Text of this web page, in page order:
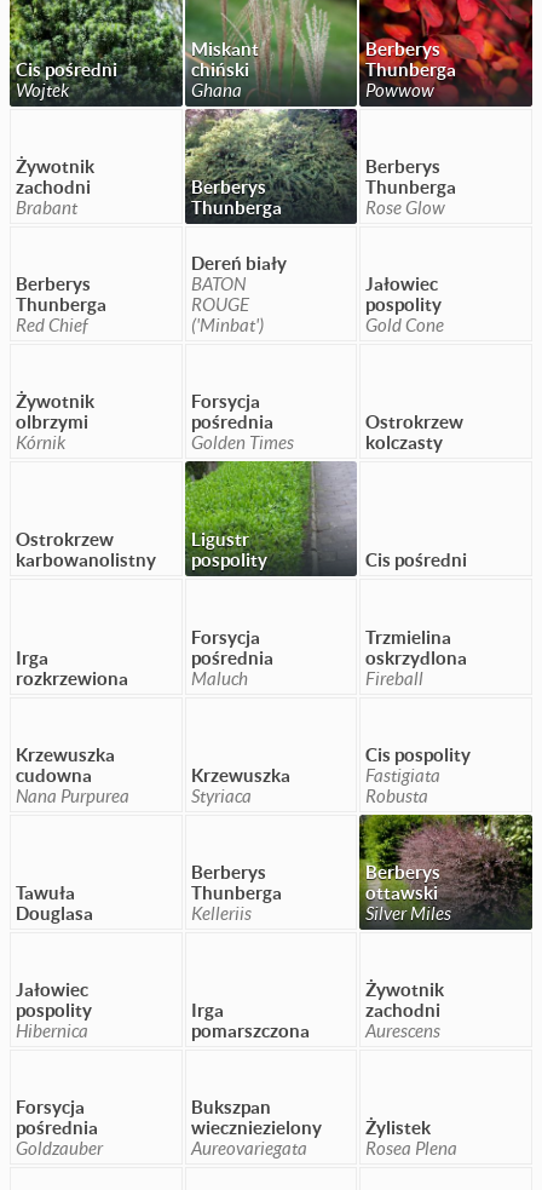
Cis pośredni
Wojtek
Miskant
chiński
Ghana
Berberys
Thunberga
Powwow
Żywotnik
zachodni
Brabant
Berberys
Thunberga
Berberys
Thunberga
Rose Glow
Berberys
Thunberga
Red Chief
Dereń biały
BATON
ROUGE
('Minbat')
Jałowiec
pospolity
Gold Cone
Żywotnik
olbrzymi
Kórnik
Forsycja
pośrednia
Golden Times
Ostrokrzew
kolczasty
Ostrokrzew
karbowanolistny
Ligustr
pospolity
Cis pośredni
Irga
rozkrzewiona
Forsycja
pośrednia
Maluch
Trzmielina
oskrzydlona
Fireball
Krzewuszka
cudowna
Nana Purpurea
Krzewuszka
Styriaca
Cis pospolity
Fastigiata
Robusta
Tawuła
Douglasa
Berberys
Thunberga
Kelleriis
Berberys
ottawski
Silver Miles
Jałowiec
pospolity
Hibernica
Irga
pomarszczona
Żywotnik
zachodni
Aurescens
Forsycja
pośrednia
Goldzauber
Bukszpan
wieczniezielony
Aureovariegata
Żylistek
Rosea Plena